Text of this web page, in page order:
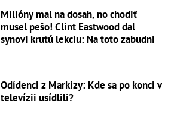
Milióny mal na dosah, no chodiť
musel pešo! Clint Eastwood dal
synovi krutú lekciu: Na toto zabudni
Odídenci z Markízy: Kde sa po konci v
televízii usídlili?